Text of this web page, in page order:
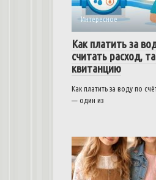
Интересное
Как платить за
считать расход,
квитанцию
Как платить за воду по
— один из